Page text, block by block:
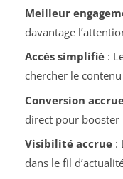
Meilleur
davantage
Accès simplifié:
chercher le
Conversion
direct pour booster
Visibilité accrue:
dans le fil